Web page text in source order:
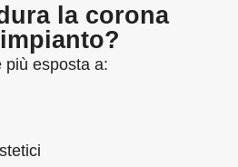
la corona
più esposta a: